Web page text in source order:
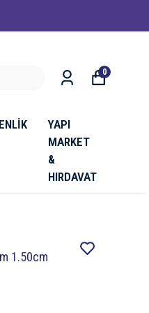
YAPI
MARKET
&
HIRDAVAT
0
1.50cm